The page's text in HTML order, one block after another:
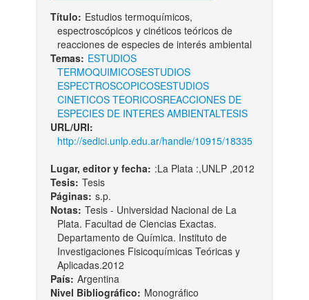
Título: Estudios termoquímicos,
espectroscópicos y cinéticos teóricos de
reacciones de especies de interés ambiental
Temas: ESTUDIOS
TERMOQUIMICOSESTUDIOS
ESPECTROSCOPICOSESTUDIOS
CINETICOS TEORICOSREACCIONES DE
ESPECIES DE INTERES AMBIENTALTESIS
URL/URI:
http://sedici.unlp.edu.ar/handle/10915/18335
Lugar, editor y fecha: :La Plata :,UNLP ,2012
Tesis: Tesis
Páginas: s.p.
Notas: Tesis - Universidad Nacional de La
Plata. Facultad de Ciencias Exactas.
Departamento de Química. Instituto de
Investigaciones Fisicoquímicas Teóricas y
Aplicadas.2012
País: Argentina
Nivel Bibliográfico: Monográfico